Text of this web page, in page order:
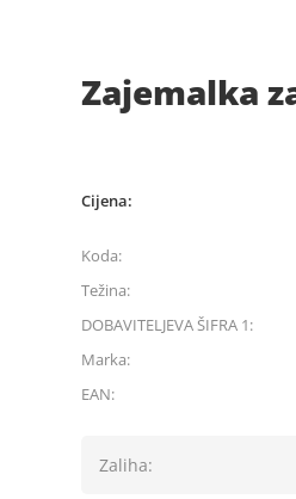
Zajemalka
Cijena:
Koda:
Težina:
DOBAVITELJEVA ŠIFRA 1:
Marka:
EAN:
Zaliha: